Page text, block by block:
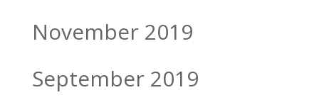
November 2019
September 2019